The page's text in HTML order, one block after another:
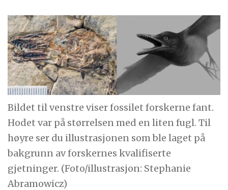
Bildet til venstre viser fossilet forskerne fant.
Hodet var på størrelsen med en liten fugl. Til
høyre ser du illustrasjonen som ble laget på
bakgrunn av forskernes kvalifiserte
gjetninger. (Foto/illustrasjon: Stephanie
Abramowicz)